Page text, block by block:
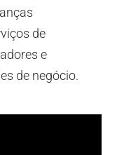
de
e
de negócio.